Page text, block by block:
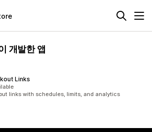
개발한 앱
Links
links with schedules, limits, and analytics